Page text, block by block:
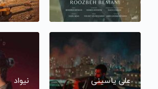
علی یاسینی نیواد